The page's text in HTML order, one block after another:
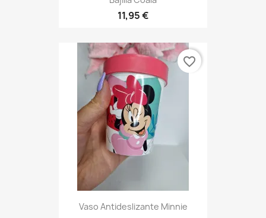
11,95 €
Vaso Antideslizante Minnie
favorite_border